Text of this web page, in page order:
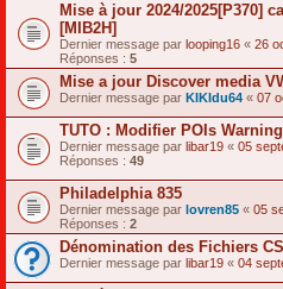
Mise à jour 2024/2025[P370]
[MIB2H]
Dernier message par looping16 « 26
Réponses : 5
Mise a jour Discover media
Dernier message par KIKIdu64 « 07
TUTO : Modifier POIs
Dernier message par libar19 « 05
Réponses : 49
Philadelphia 835
Dernier message par lovren85 « 05
Réponses : 2
Dénomination des Fichiers
Dernier message par libar19 « 04